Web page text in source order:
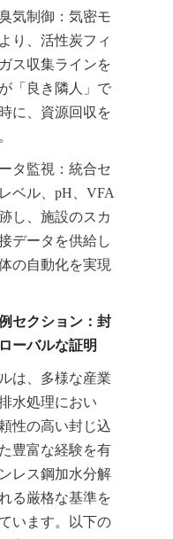
気制御：気密モ
り、活性炭フィ
ス収集ラインを
「良き隣人」で
に、資源回収を
タ監視：統合セ
ベル、pH、VFA
し、施設のス​​カ
データを供給し
の自動化を実現
セクション：封
ーバルな証明
は、多様な産業
水処理におい
性の高い封じ込
豊富な経験を有
レス鋼加水分解
る厳格な基準を
います。以下の